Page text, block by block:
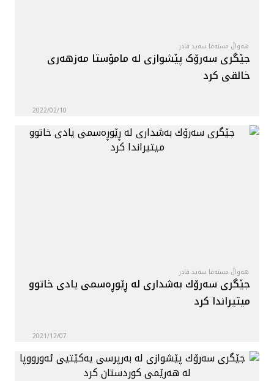
هەواڵ مستەفا سەید قادر
جێگری سەرۆک پێشوازی لە مامۆستا مەزهەری
خالقی کرد
2022/02/10
هەواڵ مستەفا سەید قادر
جێگرى سەرۆك به‌شدارى له‌ ڕێوڕه‌سمى يادى خاتوو
ميتيراندا كرد
2021/12/07